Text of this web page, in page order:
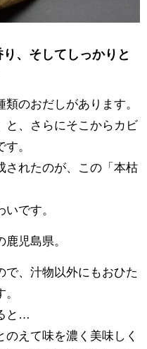
、そしてしっかりと
のおだしがあります。
と、さらにそこからカビ
。
されたのが、この「本枯
です。
児島県。
で、汁物以外にもおひた
と…
えて味を濃く美味しく